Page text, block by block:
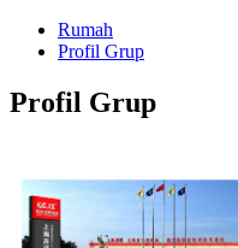
Rumah
Profil Grup
Profil Grup